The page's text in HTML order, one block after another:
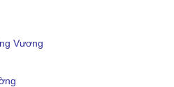
Vương